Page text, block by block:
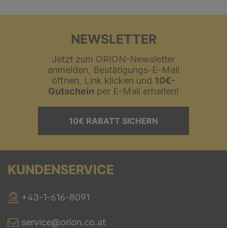
NEWSLETTER
Jetzt zum ORION-Newsletter
anmelden, Bestätigungs-E-Mail
öffnen, Link klicken und 10€-
Gutschein per E-Mail erhalten!
10€ RABATT SICHERN
KUNDENSERVICE
+43-1-616-8091
service@orion.co.at